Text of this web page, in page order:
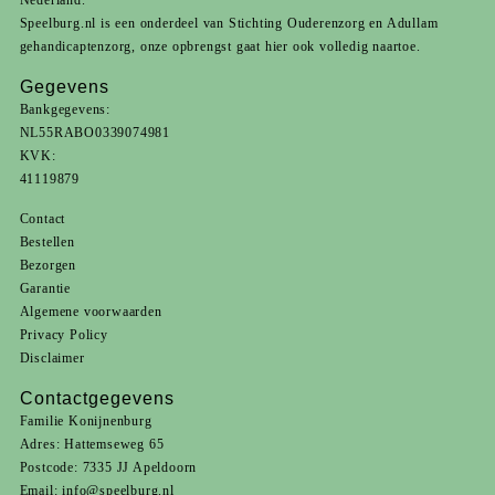
Speelburg.nl is een onderdeel van Stichting Ouderenzorg en Adullam
gehandicaptenzorg, onze opbrengst gaat hier ook volledig naartoe.
Gegevens
Bankgegevens:
NL55RABO0339074981
KVK:
41119879
Contact
Bestellen
Bezorgen
Garantie
Algemene voorwaarden
Privacy Policy
Disclaimer
Contactgegevens
Familie Konijnenburg
Adres: Hattemseweg 65
Postcode: 7335 JJ Apeldoorn
Email:info@speelburg.nl